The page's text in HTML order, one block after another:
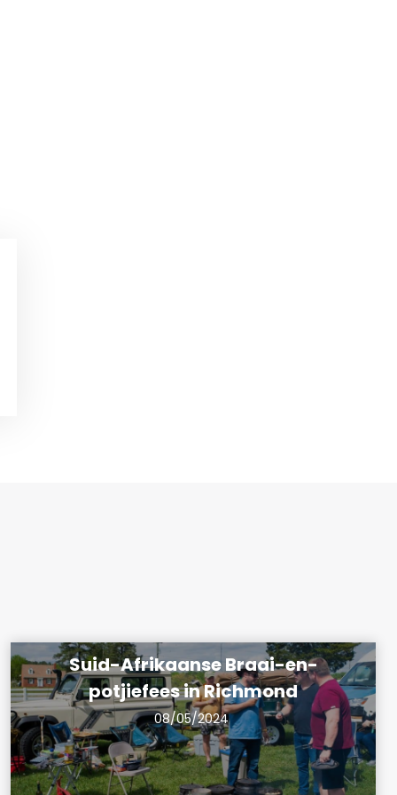
Suid-Afrikaanse Braai-en-
potjiefees in Richmond
08/05/2024